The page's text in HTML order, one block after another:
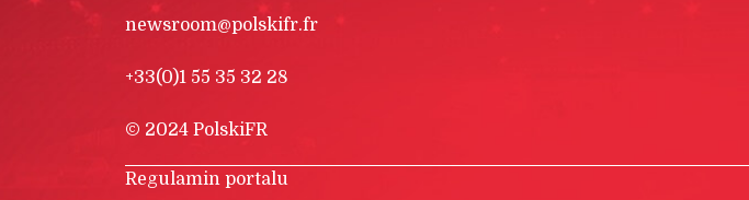
newsroom@polskifr.fr
+33(0)1 55 35 32 28
© 2024 PolskiFR
Regulamin portalu